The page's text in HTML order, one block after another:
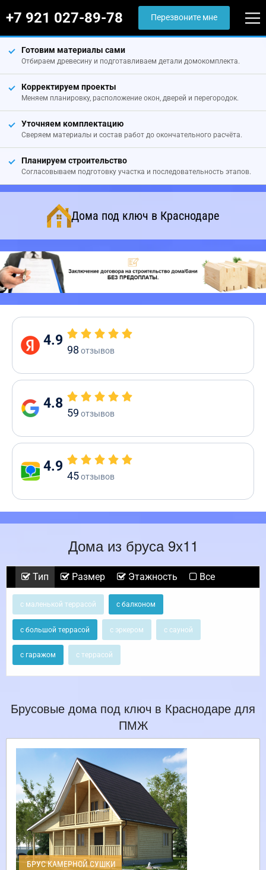
+7 921 027-89-78 Перезвоните мне
Готовим материалы сами
Отбираем древесину и подготавливаем детали домокомплекта.
Корректируем проекты
Меняем планировку, расположение окон, дверей и перегородок.
Уточняем комплектацию
Сверяем материалы и состав работ до окончательного расчёта.
Планируем строительство
Согласовываем подготовку участка и последовательность этапов.
Дома под ключ в Краснодаре
4.9
98 отзывов
4.8
59 отзывов
4.9
45отзывов
Дома из бруса 9х11
Тип Размер Этажность Все
с маленькой террасой с балконом
с большой террасой с эркером с сауной
с гаражом с террасой
Брусовые дома под ключ в Краснодаре для
ПМЖ
БРУС КАМЕРНОЙ СУШКИ